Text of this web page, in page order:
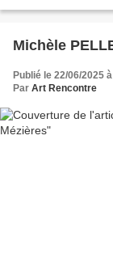
Michèle
Publié le 22/06/2025
Par Art Rencontre